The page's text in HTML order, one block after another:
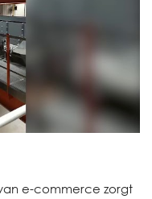
e-commerce zorgt